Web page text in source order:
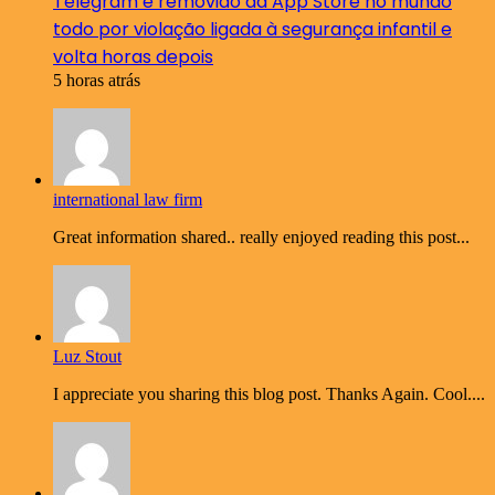
todo por violação ligada à segurança infantil e
volta horas depois
5 horas atrás
international law firm
Great information shared.. really enjoyed reading this post...
Luz Stout
I appreciate you sharing this blog post. Thanks Again. Cool....